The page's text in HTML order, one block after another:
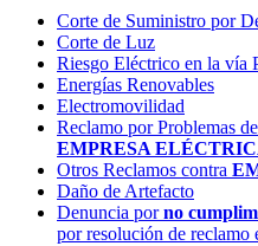
Corte de Suministro por
Corte de Luz
Riesgo Eléctrico en la vía
Energías Renovables
Electromovilidad
Reclamo por Problemas
EMPRESA
Otros Reclamos contra
Daño de Artefacto
Denuncia porno
por resolución de reclamo